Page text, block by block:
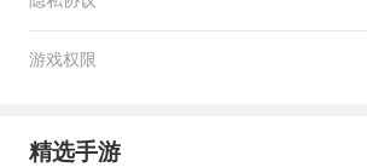
游戏权限
精选手游